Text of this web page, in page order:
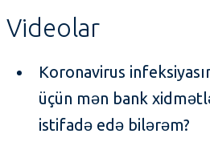
Videolar
Koronavirus
üçün mən bank
istifadə edə bilərəm?